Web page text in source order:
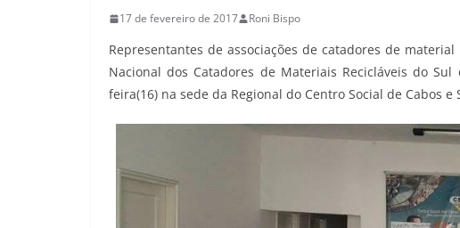
17 de fevereiro de 2017 Roni Bispo
Representantes de associações de catadores de
Nacional dos Catadores de Materiais Recicláveis do
feira(16) na sede da Regional do Centro Social de Cabos e